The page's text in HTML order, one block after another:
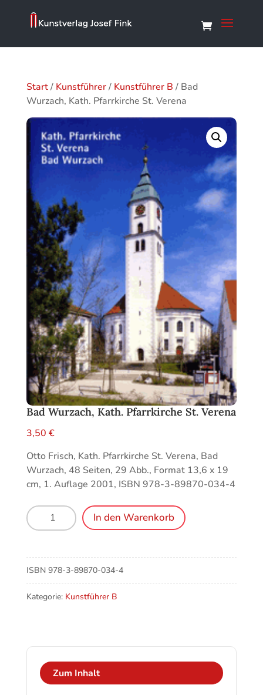
Start/ Kunstführer/ Kunstführer B / Bad
Wurzach, Kath. Pfarrkirche St. Verena
Bad Wurzach, Kath. Pfarrkirche St. Verena
3,50 €
Otto Frisch, Kath. Pfarrkirche St. Verena, Bad
Wurzach, 48 Seiten, 29 Abb., Format 13,6 x 19
cm, 1. Auflage 2001, ISBN 978-3-89870-034-4
Bad
Wurzach,
Pfarrkirche
St.
Verena
Menge
In den Warenkorb
ISBN 978-3-89870-034-4
Kategorie: Kunstführer B
Zum Inhalt